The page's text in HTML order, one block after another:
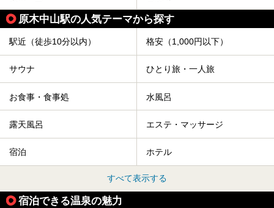
原木中山駅の人気テーマから探す
駅近（徒歩10分以内） 格安（1,000円以下）
サウナ ひとり旅・一人旅
お食事・食事処 水風呂
露天風呂 エステ・マッサージ
宿泊 ホテル
すべて表示する
宿泊できる温泉の魅力